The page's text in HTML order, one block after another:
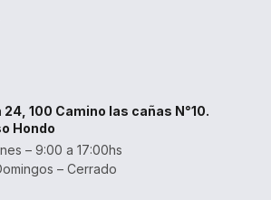
24, 100 Camino las cañas N°10.
Hondo
– 9:00 a 17:00hs
– Cerrado